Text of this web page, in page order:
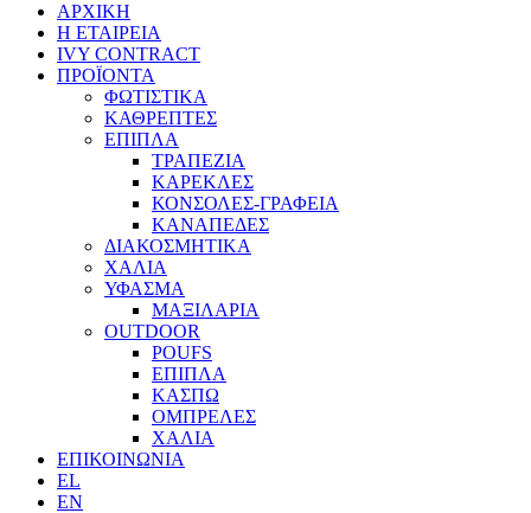
ΑΡΧΙΚΗ
Η ΕΤΑΙΡΕΙΑ
IVY CONTRACT
ΠΡΟΪΟΝΤΑ
ΦΩΤΙΣΤΙΚΑ
ΚΑΘΡΕΠΤΕΣ
ΕΠΙΠΛΑ
ΤΡΑΠΕΖΙΑ
ΚΑΡΕΚΛΕΣ
ΚΟΝΣΟΛΕΣ-ΓΡΑΦΕΙΑ
ΚΑΝΑΠΕΔΕΣ
ΔΙΑΚΟΣΜΗΤΙΚΑ
ΧΑΛΙΑ
ΥΦΑΣΜΑ
ΜΑΞΙΛΑΡΙΑ
OUTDOOR
POUFS
ΕΠΙΠΛΑ
ΚΑΣΠΩ
ΟΜΠΡΕΛΕΣ
ΧΑΛΙΑ
ΕΠΙΚΟΙΝΩΝΙΑ
EL
EN